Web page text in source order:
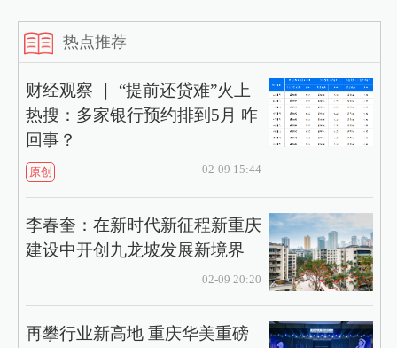
热点推荐
财经观察 ｜ “提前还贷难”火上
热搜：多家银行预约排到5月 咋
回事？
原创 02-09 15:44
李春奎：在新时代新征程新重庆
建设中开创九龙坡发展新境界
02-09 20:20
再攀行业新高地 重庆华美重磅